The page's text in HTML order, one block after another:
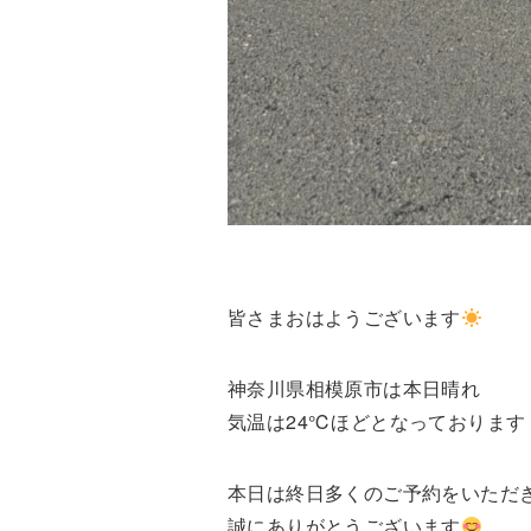
皆さまおはようございます
神奈川県相模原市は本日晴れ
気温は24℃ほどとなっております
本日は終日多くのご予約をいただ